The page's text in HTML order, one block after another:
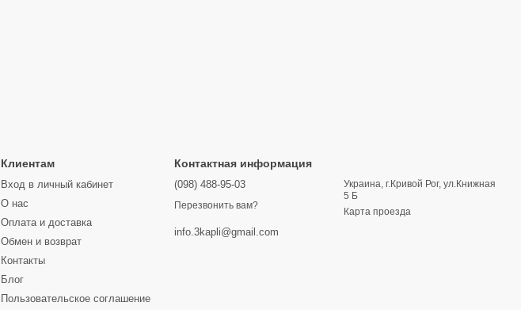
Клиентам
Вход в личный кабинет
О нас
Оплата и доставка
Обмен и возврат
Контакты
Блог
Пользовательское соглашение
Контактная информация
(098) 488-95-03
Перезвонить вам?
info.3kapli@gmail.com
Украина, г.Кривой Рог, ул.Книжная
5 Б
Карта проезда